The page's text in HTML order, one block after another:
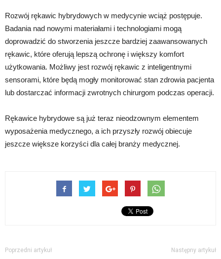
Rozwój rękawic hybrydowych w medycynie wciąż postępuje.
Badania nad nowymi materiałami i technologiami mogą
doprowadzić do stworzenia jeszcze bardziej zaawansowanych
rękawic, które oferują lepszą ochronę i większy komfort
użytkowania. Możliwy jest rozwój rękawic z inteligentnymi
sensorami, które będą mogły monitorować stan zdrowia pacjenta
lub dostarczać informacji zwrotnych chirurgom podczas operacji.
Rękawice hybrydowe są już teraz nieodzownym elementem
wyposażenia medycznego, a ich przyszły rozwój obiecuje
jeszcze większe korzyści dla całej branży medycznej.
Poprzedni artykuł Następny artykuł